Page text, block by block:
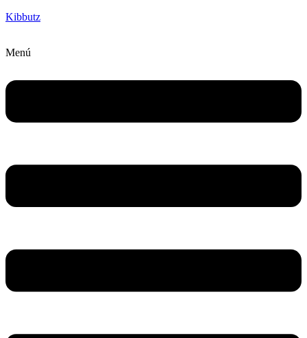
Kibbutz
Menú